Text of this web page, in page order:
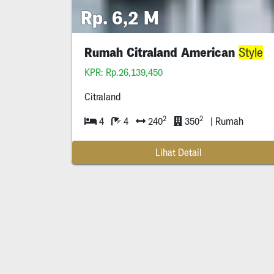
Rp. 6,2 M
Rumah Citraland American Style
KPR: Rp.26,139,450
Citraland
4 4 2402 3502 | Rumah
Lihat Detail